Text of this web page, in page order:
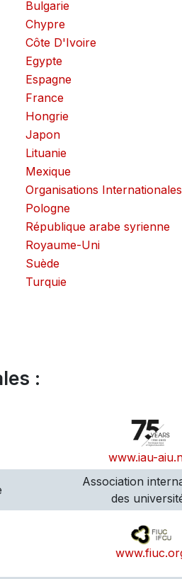
Bulgarie
Chypre
Côte D'Ivoire
Egypte
Espagne
France
Hongrie
Japon
Lituanie
Mexique
Organisations Internationales
Pologne
République arabe syrienne
Royaume-Uni
Suède
Turquie
:
www.iau-
Association
des